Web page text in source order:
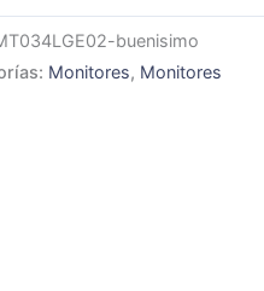
buenisimo
Monitores, Monitores